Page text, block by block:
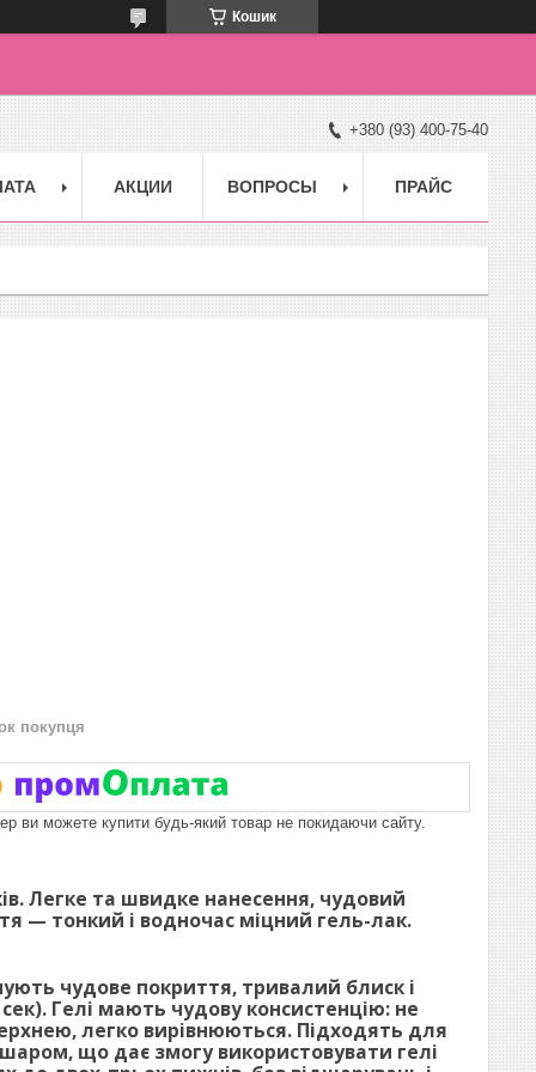
Кошик
+380 (93) 400-75-40
АКЦИИ ВОПРОСЫ ПРАЙС
покупця
ви можете купити будь-який товар не покидаючи сайту.
Легке та швидке нанесення, чудовий
— тонкий і водночас міцний гель-лак.
чудове покриття, тривалий блиск і
Гелі мають чудову консистенцію: не
легко вирівнюються. Підходять для
що дає змогу використовувати гелі